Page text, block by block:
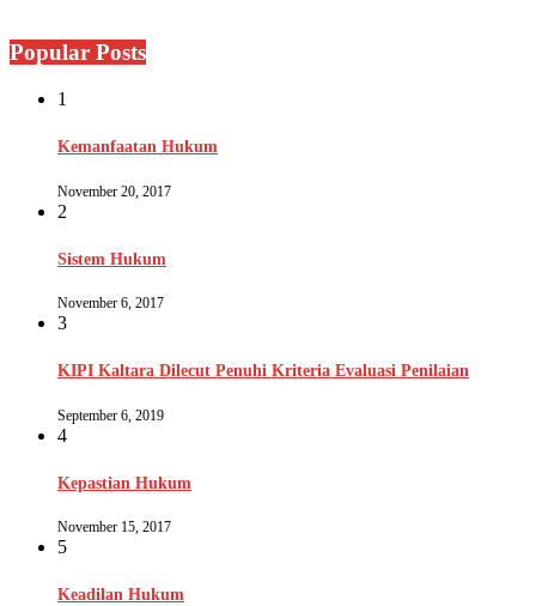
Popular Posts
1
Kemanfaatan Hukum
November 20, 2017
2
Sistem Hukum
November 6, 2017
3
KIPI Kaltara Dilecut Penuhi Kriteria Evaluasi Penilaian
September 6, 2019
4
Kepastian Hukum
November 15, 2017
5
Keadilan Hukum